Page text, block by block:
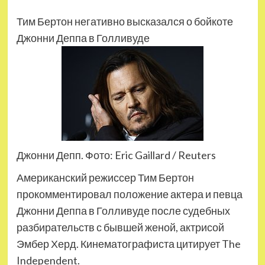
Тим Бертон негативно высказался о бойкоте
Джонни Деппа в Голливуде
Джонни Депп. Фото: Eric Gaillard / Reuters
Американский режиссер Тим Бертон
прокомментировал положение актера и певца
Джонни Деппа в Голливуде после судебных
разбирательств с бывшей женой, актрисой
Эмбер Херд. Кинематографиста цитирует The
Independent.